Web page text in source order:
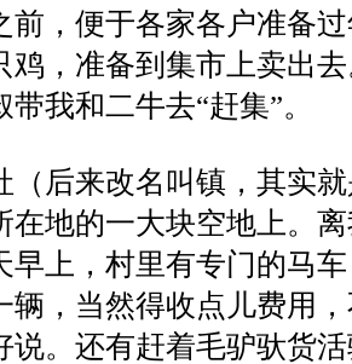
前，便于各家各户准备
鸡，准备到集市上卖出
我和二牛去“赶集”。
（后来改名叫镇，其实
在地的一大块空地上。
早上，村里有专门的马
辆，当然得收点儿费用
说。还有赶着毛驴驮货